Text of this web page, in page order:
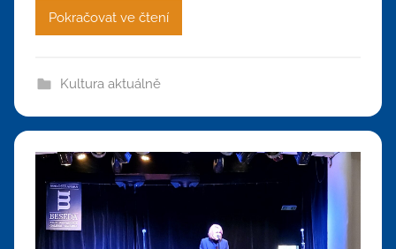
Pokračovat ve čtení
Kultura aktuálně